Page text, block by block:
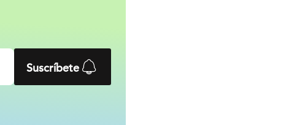
Suscríbete